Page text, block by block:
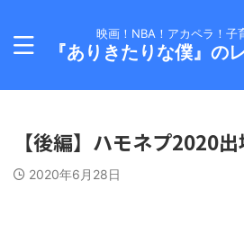
映画！NBA！アカペラ！子
『ありきたりな僕』の
【後編】ハモネプ2020
2020年6月28日